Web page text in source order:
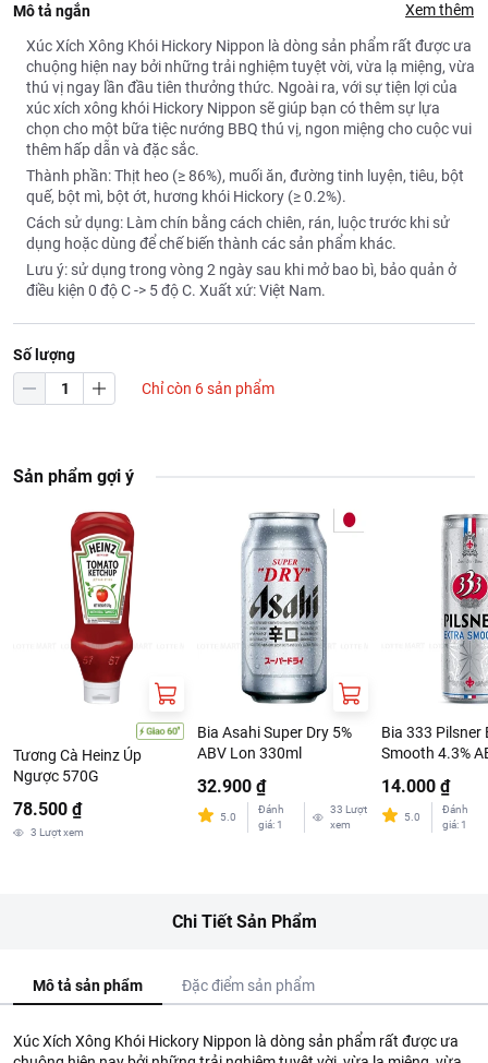
Mô tả ngắn Xem thêm
Xúc Xích Xông Khói Hickory Nippon là dòng sản phẩm rất được ưa
chuộng hiện nay bởi những trải nghiệm tuyệt vời, vừa lạ miệng, vừa
thú vị ngay lần đầu tiên thưởng thức. Ngoài ra, với sự tiện lợi của
xúc xích xông khói Hickory Nippon sẽ giúp bạn có thêm sự lựa
chọn cho một bữa tiệc nướng BBQ thú vị, ngon miệng cho cuộc vui
thêm hấp dẫn và đặc sắc.
Thành phần: Thịt heo (≥ 86%), muối ăn, đường tinh luyện, tiêu, bột
quế, bột mì, bột ớt, hương khói Hickory (≥ 0.2%).
Cách sử dụng: Làm chín bằng cách chiên, rán, luộc trước khi sử
dụng hoặc dùng để chế biến thành các sản phẩm khác.
Lưu ý: sử dụng trong vòng 2 ngày sau khi mở bao bì, bảo quản ở
điều kiện 0 độ C -> 5 độ C. Xuất xứ: Việt Nam.
Số lượng
Chỉ còn 6 sản phẩm
Sản phẩm gợi ý
Tương Cà Heinz Úp
Ngược 570G
78.500 ₫
3 Lượt xem
Bia Asahi Super Dry 5%
ABV Lon 330ml
32.900 ₫
5.0
Đánh
giá: 1
33 Lượt
xem
Bia 333 Pilsner
Smooth 4.3%
14.000 ₫
5.0
Đánh
giá: 1
Chi Tiết Sản Phẩm
Mô tả sản phẩm Đặc điểm sản phẩm
Xúc Xích Xông Khói Hickory Nippon là dòng sản phẩm rất được ưa